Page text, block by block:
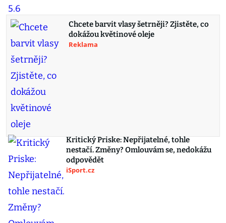
Chcete barvit vlasy šetrněji? Zjistěte, co
dokážou květinové oleje
Reklama
Kritický Priske: Nepřijatelné, tohle
nestačí. Změny? Omlouvám se, nedokážu
odpovědět
iSport.cz